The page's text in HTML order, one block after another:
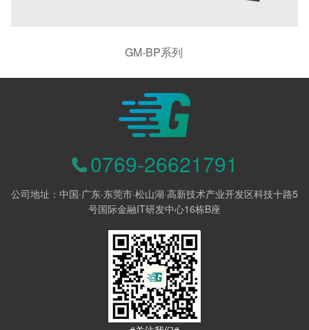
GM-BP系列
0769-26621791
公司地址：中国·广东·东莞市·松山湖·高新技术产业开发区科技十路5
号国际金融IT研发中心16栋B座